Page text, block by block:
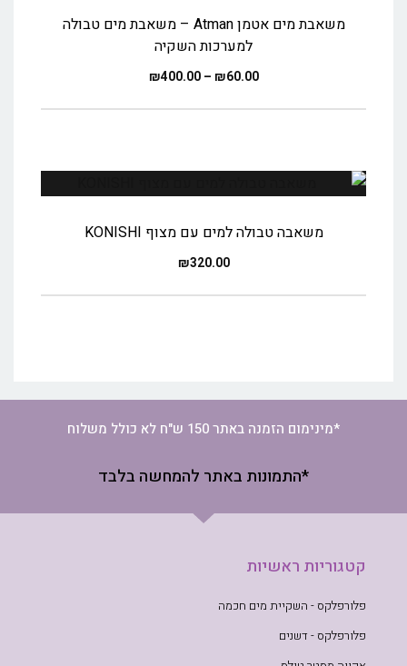
משאבת מים אטמן Atman – משאבת מים טבולה
למערכות השקיה
₪60.00
–
₪400.00
משאבה טבולה למים עם מצוף KONISHI
₪320.00
*מינימום הזמנה באתר 150 ש"ח לא כולל משלוח
*התמונות באתר להמחשה בלבד
קטגוריות ראשיות
פלורפלקס - השקיית מים חכמה
פלורפלקס - דשנים